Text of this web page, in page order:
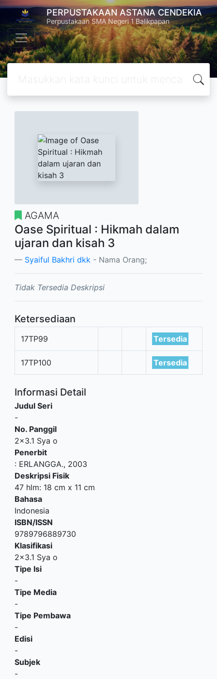
PERPUSTAKAAN ASTANA CENDEKIA
Perpustakaan SMA Negeri 1 Balikpapan
AGAMA
Oase Spiritual : Hikmah dalam
ujaran dan kisah 3
Syaiful Bakhri dkk - Nama Orang;
Tidak Tersedia Deskripsi
Ketersediaan
17TP99 Tersedia
17TP100 Tersedia
Informasi Detail
Judul Seri
-
No. Panggil
2x3.1 Sya o
Penerbit
: ERLANGGA., 2003
Deskripsi Fisik
47 hlm: 18 cm x 11 cm
Bahasa
Indonesia
ISBN/ISSN
9789796889730
Klasifikasi
2x3.1 Sya o
Tipe Isi
-
Tipe Media
-
Tipe Pembawa
-
Edisi
-
Subjek
-